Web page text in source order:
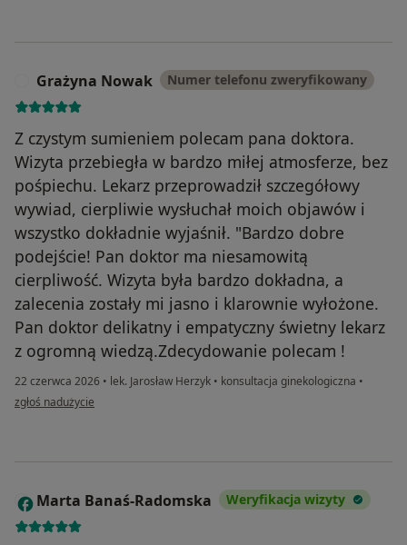
Grażyna Nowak Numer telefonu zweryfikowany
Z czystym sumieniem polecam pana doktora.
Wizyta przebiegła w bardzo miłej atmosferze, bez
pośpiechu. Lekarz przeprowadził szczegółowy
wywiad, cierpliwie wysłuchał moich objawów i
wszystko dokładnie wyjaśnił. "Bardzo dobre
podejście! Pan doktor ma niesamowitą
cierpliwość. Wizyta była bardzo dokładna, a
zalecenia zostały mi jasno i klarownie wyłożone.
Pan doktor delikatny i empatyczny świetny lekarz
z ogromną wiedzą.Zdecydowanie polecam !
22 czerwca 2026 • lek. Jarosław Herzyk • konsultacja ginekologiczna •
w opinii użytkownika Grażyna Nowak
zgłoś nadużycie
M Marta Banaś-Radomska Weryfikacja wizyty